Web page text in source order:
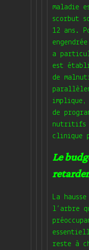
maladie
scorbut
12 ans.
a
est
de
implique,
de
nutritifs
clinique
Le
La
l’arbre
reste à